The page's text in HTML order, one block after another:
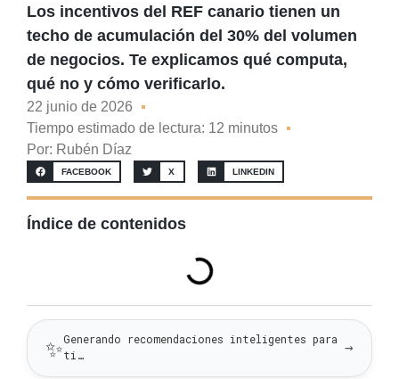
Los incentivos del REF canario tienen un
techo de acumulación del 30% del volumen
de negocios. Te explicamos qué computa,
qué no y cómo verificarlo.
22 junio de 2026
Tiempo estimado de lectura: 12 minutos
Por: Rubén Díaz
FACEBOOK X LINKEDIN
Índice de contenidos
✨Generando recomendaciones inteligentes para
ti…
→